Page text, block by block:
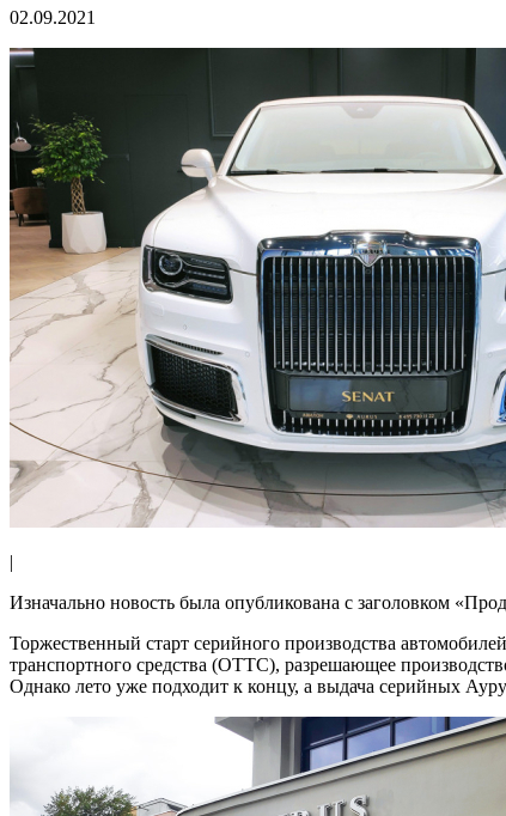
02.09.2021
|
Изначально новость была опубликована с заголовком
Торжественный старт серийного производства
транспортного средства (ОТТС), разрешающее
Однако лето уже подходит к концу, а выдача серийных